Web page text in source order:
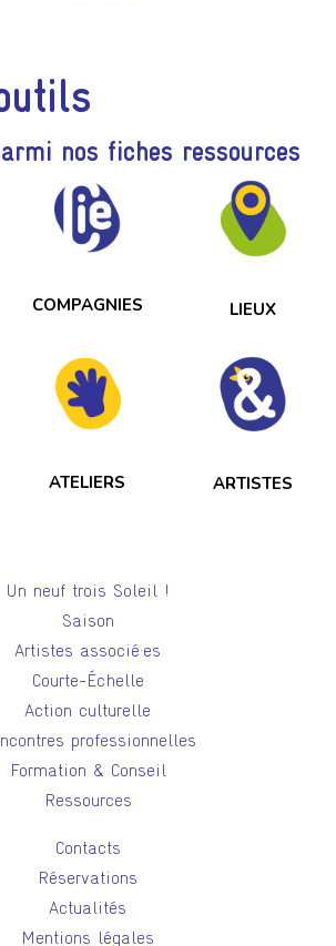
nos fiches ressources
COMPAGNIES LIEUX
ATELIERS ARTISTES
Un neuf trois Soleil !
Saison
Artistes associé·es
Courte-Échelle
Action culturelle
professionnelles
Formation & Conseil
Ressources
Contacts
Réservations
Actualités
Mentions légales